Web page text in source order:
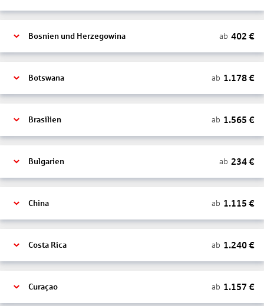
Bosnien und Herzegowina ab 402 €
Botswana ab 1.178€
Brasilien ab 1.565 €
Bulgarien ab 234€
China ab 1.115 €
Costa Rica ab 1.240€
Curaçao ab 1.157 €